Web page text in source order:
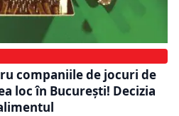
companiile de jocuri de
loc în Bucureşti! Decizia